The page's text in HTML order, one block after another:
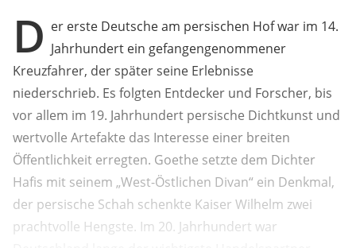
D er erste Deutsche am persischen Hof war im 14.
Jahrhundert ein gefangengenommener
Kreuzfahrer, der später seine Erlebnisse
niederschrieb. Es folgten Entdecker und Forscher, bis
vor allem im 19. Jahrhundert persische Dichtkunst und
wertvolle Artefakte das Interesse einer breiten
Öffentlichkeit erregten. Goethe setzte dem Dichter
Hafis mit seinem „West-Östlichen Divan“ ein Denkmal,
der persische Schah schenkte Kaiser Wilhelm zwei
prachtvolle Hengste. Im 20. Jahrhundert war